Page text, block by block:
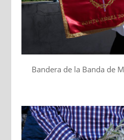
Bandera de la Banda de